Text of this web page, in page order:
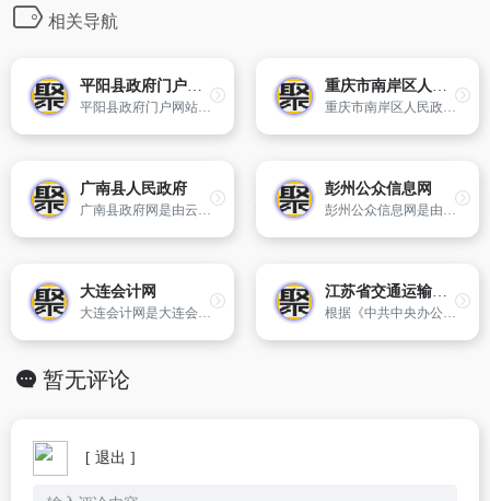
相关导航
平阳县政府门户网站
平阳县政府门户网站是县人民政府网站对外发布政务信息和提供在线服务的平台。网站主要突出政务功能,发布政府方针、政策,提供社会查询渠道和公益性信息服务,建立网上行政审批机制,加强政府和公众的沟通。
重庆市南岸区人民政府
重庆市南岸区人民政府网站是全区政务网站群体的中心和枢纽,是了解南岸区的窗口。网站面向社会各界发布政务信息,反映社情民意,展示南岸区经济和社会的发展,提供网上政务服务。
广南县人民政府
广南县政府网是由云南省文山壮族苗族自治州广南县人民政府主办,县政府电子政务管理办公室承办的集信息公开、办事服务、政民互动为一体的广南县人民政府综合门户网站,是广南县电子政务建设的重要组成部分,也是全县各级政府机关公用的信息综合平台。
彭州公众信息网
彭州公众信息网是由中共彭州市委、彭州市人民政府主办,彭州公众信息服务中心承办的门户网站；任务是引导舆论、反映市情、创造激情、便民服务；宗旨是策划彭州、塑造彭州。
大连会计网
大连会计网是大连会计行业门户,以发布新会计资讯,提供会计从业资格考试,会计职称考试,注册会计师,高级会计师,注册税务师等信息为主要内容,覆盖会计监管、会计代理记账、从业培训等服务。
江苏省交通运输厅门户网站
根据《中共中央办公厅国务院办公厅关于印发〈江苏省人民政府机构改革方案〉的通知》（厅字〔2009〕21号）和《中共江苏省委江苏省人民政府关于印发〈江苏省人民政府机构改革实施意见〉的通知》（苏委〔2009〕252号）,设立省交通运输厅,为省政府组成部门。
暂无评论
[ 退出 ]